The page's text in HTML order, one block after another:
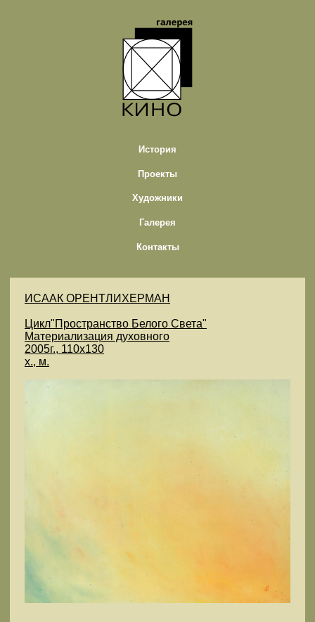
История
Проекты
Художники
Галерея
Контакты
ИСААК ОРЕНТЛИХЕРМАН
Цикл"Пространство Белого Света"
Материализация духовного
2005г., 110х130
х., м.